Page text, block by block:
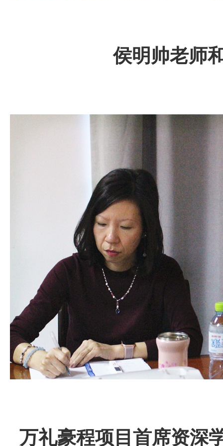
侯明帅老师
万礼豪程项目首席资深